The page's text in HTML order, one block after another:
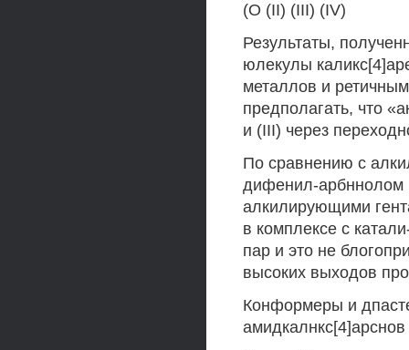
(О (II) (III) (IV)
Результаты,
юлекулы
металлов и
предполагать, что
и (III) через
По сравнению с
дифенил-арбннолом
алкилирующими
в комплексе с
пар и это не
высоких выходов
Конформеры и
амидкалнкс[4]арснов